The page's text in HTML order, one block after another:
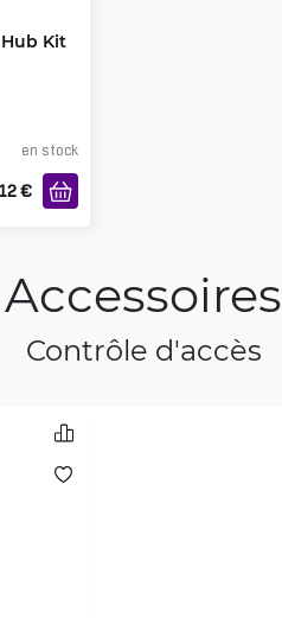
Kit
en stock
€
Accessoires
Contrôle d'accès